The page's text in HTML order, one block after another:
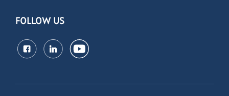
FOLLOW US